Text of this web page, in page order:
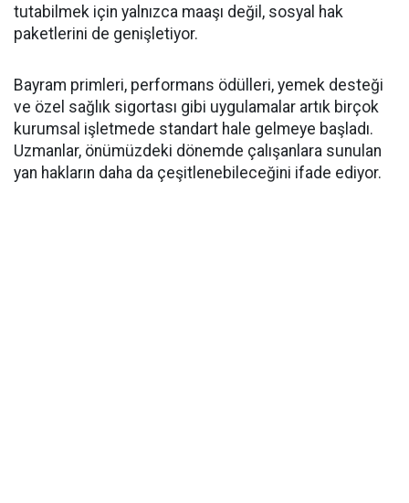
tutabilmek için yalnızca maaşı değil, sosyal hak
paketlerini de genişletiyor.
Bayram primleri, performans ödülleri, yemek desteği
ve özel sağlık sigortası gibi uygulamalar artık birçok
kurumsal işletmede standart hale gelmeye başladı.
Uzmanlar, önümüzdeki dönemde çalışanlara sunulan
yan hakların daha da çeşitlenebileceğini ifade ediyor.